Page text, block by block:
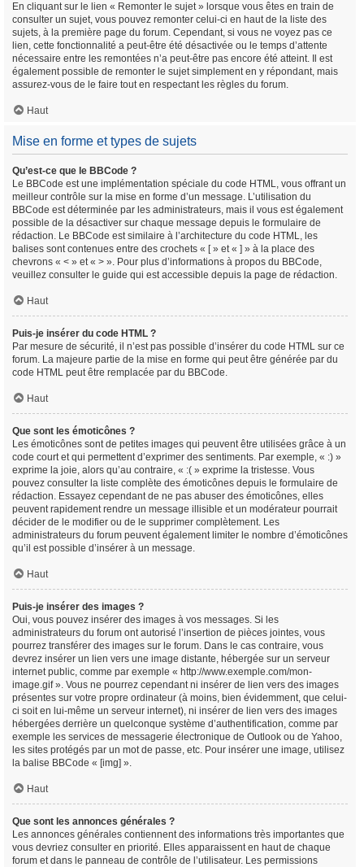
En cliquant sur le lien « Remonter le sujet » lorsque vous êtes en train de
consulter un sujet, vous pouvez remonter celui-ci en haut de la liste des
sujets, à la première page du forum. Cependant, si vous ne voyez pas ce
lien, cette fonctionnalité a peut-être été désactivée ou le temps d’attente
nécessaire entre les remontées n’a peut-être pas encore été atteint. Il est
également possible de remonter le sujet simplement en y répondant, mais
assurez-vous de le faire tout en respectant les règles du forum.
Haut
Mise en forme et types de sujets
Qu’est-ce que le BBCode ?
Le BBCode est une implémentation spéciale du code HTML, vous offrant un
meilleur contrôle sur la mise en forme d’un message. L’utilisation du
BBCode est déterminée par les administrateurs, mais il vous est également
possible de la désactiver sur chaque message depuis le formulaire de
rédaction. Le BBCode est similaire à l’architecture du code HTML, les
balises sont contenues entre des crochets « [ » et « ] » à la place des
chevrons « < » et « > ». Pour plus d’informations à propos du BBCode,
veuillez consulter le guide qui est accessible depuis la page de rédaction.
Haut
Puis-je insérer du code HTML ?
Par mesure de sécurité, il n’est pas possible d’insérer du code HTML sur ce
forum. La majeure partie de la mise en forme qui peut être générée par du
code HTML peut être remplacée par du BBCode.
Haut
Que sont les émoticônes ?
Les émoticônes sont de petites images qui peuvent être utilisées grâce à un
code court et qui permettent d’exprimer des sentiments. Par exemple, « :) »
exprime la joie, alors qu’au contraire, « :( » exprime la tristesse. Vous
pouvez consulter la liste complète des émoticônes depuis le formulaire de
rédaction. Essayez cependant de ne pas abuser des émoticônes, elles
peuvent rapidement rendre un message illisible et un modérateur pourrait
décider de le modifier ou de le supprimer complètement. Les
administrateurs du forum peuvent également limiter le nombre d’émoticônes
qu’il est possible d’insérer à un message.
Haut
Puis-je insérer des images ?
Oui, vous pouvez insérer des images à vos messages. Si les
administrateurs du forum ont autorisé l’insertion de pièces jointes, vous
pourrez transférer des images sur le forum. Dans le cas contraire, vous
devrez insérer un lien vers une image distante, hébergée sur un serveur
internet public, comme par exemple « http://www.exemple.com/mon-
image.gif ». Vous ne pourrez cependant ni insérer de lien vers des images
présentes sur votre propre ordinateur (à moins, bien évidemment, que celui-
ci soit en lui-même un serveur internet), ni insérer de lien vers des images
hébergées derrière un quelconque système d’authentification, comme par
exemple les services de messagerie électronique de Outlook ou de Yahoo,
les sites protégés par un mot de passe, etc. Pour insérer une image, utilisez
la balise BBCode « [img] ».
Haut
Que sont les annonces générales ?
Les annonces générales contiennent des informations très importantes que
vous devriez consulter en priorité. Elles apparaissent en haut de chaque
forum et dans le panneau de contrôle de l’utilisateur. Les permissions